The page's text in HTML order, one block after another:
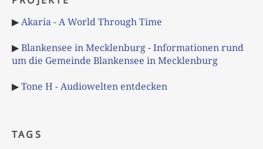
▶Akaria - A World Through Time
▶Blankensee in Mecklenburg - Informationen rund
um die Gemeinde Blankensee in Mecklenburg
▶Tone H - Audiowelten entdecken
TAGS